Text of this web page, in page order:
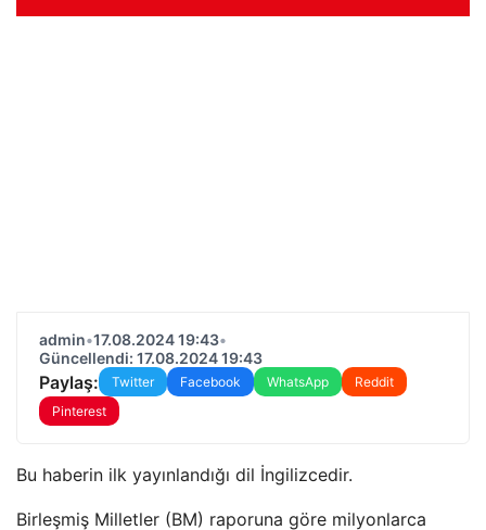
admin•17.08.2024 19:43•
Güncellendi: 17.08.2024 19:43
Paylaş: Twitter Facebook WhatsApp
Reddit
Pinterest
Bu haberin ilk yayınlandığı dil İngilizcedir.
Birleşmiş Milletler (BM) raporuna göre milyonlarca